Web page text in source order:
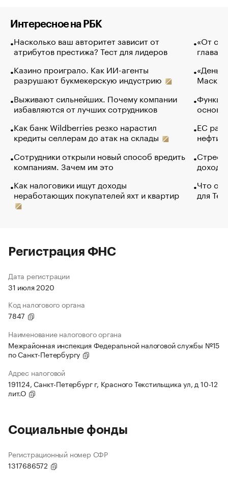
Интересное на РБК
Насколько ваш авторитет зависит от
атрибутов престижа? Тест для лидеров
Казино проиграло. Как ИИ-агенты
разрушают букмекерскую индустрию
Выживают сильнейших. Почему компании
избавляются от лучших сотрудников
Как банк Wildberries резко нарастил
кредиты селлерам до атак на склады
Сотрудники открыли новый способ вредить
компаниям. Зачем им это
Как налоговики ищут доходы
неработающих покупателей яхт и квартир
«От
глава
Маск в
основ
ЕС
нефти
Что
для
Регистрация ФНС
Дата регистрации
31 июля 2020
Код налогового органа
7847
Наименование налогового органа
Межрайонная инспекция Федеральной налоговой службы №15
по Санкт-Петербургу
Адрес налоговой
191124, Санкт-Петербург г, Красного Текстильщика ул, д 10-12
лит.О
Социальные фонды
Регистрационный номер СФР
1317686572